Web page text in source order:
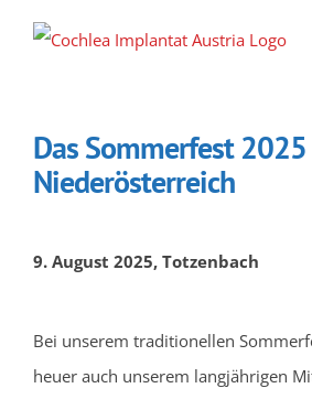
Zum
Das Sommerfest 2025
Niederösterreich
9. August 2025, Totzenbach
Bei unserem traditionellen
heuer auch unserem langjährigen